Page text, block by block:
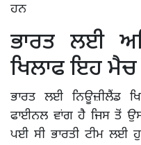
ਹਨ
ਭਾਰਤ ਲਈ
ਖਿਲਾਫ ਇਹ ਮੈਚ
ਭਾਰਤ ਲਈ ਨਿਊਜ਼ੀਲੈਂਡ
ਫਾਈਨਲ ਵਾਂਗ ਹੈ ਜਿਸ ਤੋਂ
ਪਈ ਸੀ ਭਾਰਤੀ ਟੀਮ ਲਈ